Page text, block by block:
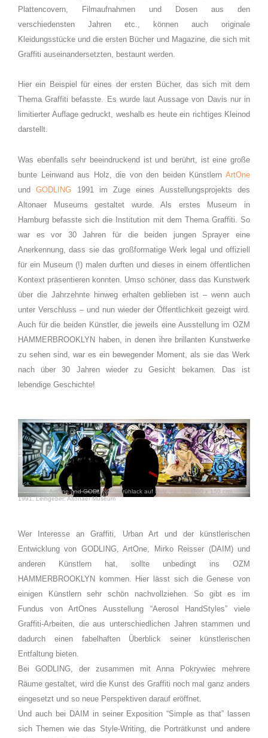
Plattencovern, Filmaufnahmen und Dosen aus den
verschiedensten Jahren etc., können auch originale
Kleidungsstücke und die ersten Bücher und Magazine, die sich mit
Graffiti auseinandersetzten, bestaunt werden.
Hier ein Beispiel für eines der ersten Bücher, das sich mit dem
Thema Graffiti befasste. Es wurde laut Aussage von Davis nur in
limitierter Auflage gedruckt, weshalb es heute ein richtiges Kleinod
darstellt.
Was ebenfalls sehr beeindruckend ist und berührt, ist eine große
bunte Leinwand aus Holz, die von den beiden Künstlern ArtOne
undGODLING 1991 im Zuge eines Ausstellungsprojekts des
Altonaer Museums gestaltet wurde. Als erstes Museum in
Hamburg befasste sich die Institution mit dem Thema Graffiti. So
war es vor 30 Jahren für die beiden jungen Sprayer eine
Anerkennung, dass sie das großformatige Werk legal und offiziell
für ein Museum (!) malen durften und dieses in einem öffentlichen
Kontext präsentieren konnten. Umso schöner, dass das Kunstwerk
über die Jahrzehnte hinweg erhalten geblieben ist – wenn auch
unter Verschluss – und nun wieder der Öffentlichkeit gezeigt wird.
Auch für die beiden Künstler, die jeweils eine Ausstellung im OZM
HAMMERBROOKLYN haben, in denen ihre brillanten Kunstwerke
zu sehen sind, war es ein bewegender Moment, als sie das Werk
nach über 30 Jahren wieder zu Gesicht bekamen. Das ist
lebendige Geschichte!
Megawars, ArtOne und GODLING, Sprühlack auf Holz, ca. 5 x (200 x 150 cm),
1991, Leihgeber: Altonaer Museum
Wer Interesse an Graffiti, Urban Art und der künstlerischen
Entwicklung von GODLING, ArtOne, Mirko Reisser (DAIM) und
anderen Künstlern hat, sollte unbedingt ins OZM
HAMMERBROOKLYN kommen. Hier lässt sich die Genese von
einigen Künstlern sehr schön nachvollziehen. So gibt es im
Fundus von ArtOnes Ausstellung “Aerosol HandStyles” viele
Graffiti-Arbeiten, die aus unterschiedlichen Jahren stammen und
dadurch einen fabelhaften Überblick seiner künstlerischen
Entfaltung bieten.
Bei GODLING, der zusammen mit Anna Pokrywiec mehrere
Räume gestaltet, wird die Kunst des Graffiti noch mal ganz anders
eingesetzt und so neue Perspektiven darauf eröffnet.
Und auch bei DAIM in seiner Exposition “Simple as that” lassen
sich Themen wie das Style-Writing, die Porträtkunst und andere